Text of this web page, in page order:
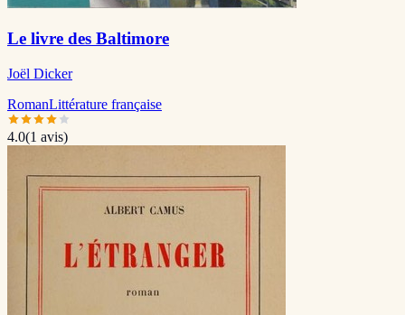
Le livre des Baltimore
Joël Dicker
RomanLittérature française
4.0(1 avis)